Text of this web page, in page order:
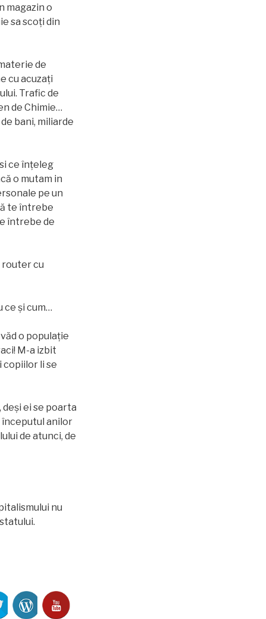
magazin o
sa scoți din
de
cu acuzați
Trafic de
de Chimie…
bani, miliarde
ce înțeleg
o mutam in
pe un
te întrebe
întrebe de
router cu
ce și cum…
o populație
M-a izbit
copiilor li se
deși ei se poarta
începutul anilor
de atunci, de
nu